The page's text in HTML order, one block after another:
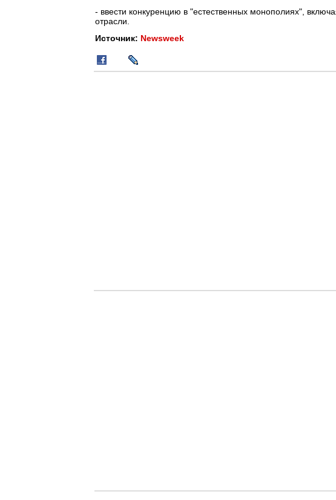
- ввести конкуренцию в "естественных монополиях",
отрасли.
Источник: Newsweek